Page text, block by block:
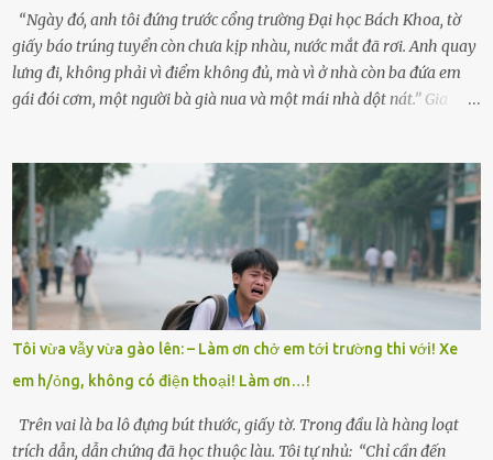
bánh rời khỏi bến...
“Ngày đó, anh tôi đứng trước cổng trường Đại học Bách Khoa, tờ
giấy báo trúng tuyển còn chưa kịp nhàu, nước mắt đã rơi. Anh quay
lưng đi, không phải vì điểm không đủ, mà vì ở nhà còn ba đứa em
gái đói cơm, một người bà già nua và một mái nhà dột nát.” Gia
có tin tức. Mọi gánh nặng đổ dồn lên đôi vai gầy guộc của bà nội –
cụ Nguyễn Thị Đào – và cậu con trai cả là Trí, lúc đó mới chỉ 17 tuổi.
Trí là học sinh giỏi toàn huyện, học lớp 12 nhưng đã biết làm ruộng,
làm thuê, biết đi cày thuê từ 4h sáng rồi lại tất tả về đi học. Người
trong làng thương lắm, bảo: “Thằng Trí học giỏi mà hiền, sau này
nên ông này bà nọ đó!” Trí có ba cô em gái: Mai, Lan và Hương – ba
cái tên mẹ đặt lúc còn sống, mong tụi nhỏ sau này như hoa mai nở
giữa mùa đông. Nhưng hoa có đẹp mấy cũng cần đất màu, mà nhà
thì chỉ toàn đất sỏi đá và khốn khó. Năm đó, Trí đỗ Đại học Bách
Khoa Hà...
Tôi vừa vẫy vừa gào lên: – Làm ơn chở em tới trường thi với! Xe
em h/ỏng, không có điện thoại! Làm ơn…!
Trên vai là ba lô đựng bút thước, giấy tờ. Trong đầu là hàng loạt
trích dẫn, dẫn chứng đã học thuộc làu. Tôi tự nhủ: “Chỉ cần đến